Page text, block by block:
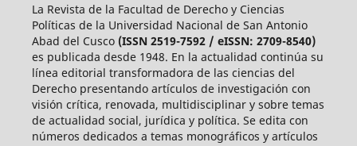
La Revista de la Facultad de Derecho y Ciencias
Políticas de la Universidad Nacional de San Antonio
Abad del Cusco (ISSN 2519-7592 / eISSN: 2709-8540)
es publicada desde 1948. En la actualidad continúa su
línea editorial transformadora de las ciencias del
Derecho presentando artículos de investigación con
visión crítica, renovada, multidisciplinar y sobre temas
de actualidad social, jurídica y política. Se edita con
números dedicados a temas monográficos y artículos